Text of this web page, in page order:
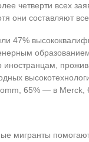
четверти всех
они составляют
47%
иностранцам,
65% — в
мигранты